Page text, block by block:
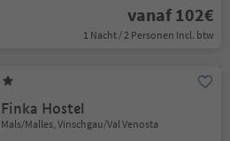
vanaf 102€
1 Nacht / 2 Personen Incl. btw
Finka Hostel
Mals/Malles, Vinschgau/Val Venosta